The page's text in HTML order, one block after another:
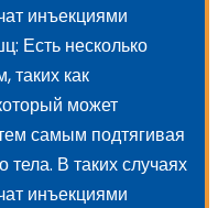
инъекциями
Есть несколько
таких как
может
самым подтягивая
тела. В таких случаях
инъекциями